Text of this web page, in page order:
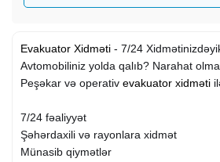
Evakuator Xidməti - 7/24
Avtomobiliniz yolda qalıb? Narahat
Peşəkar və operativ evakuator xidməti
7/24 fəaliyyət
Şəhərdaxili və rayonlara xidmət
Münasib qiymətlər